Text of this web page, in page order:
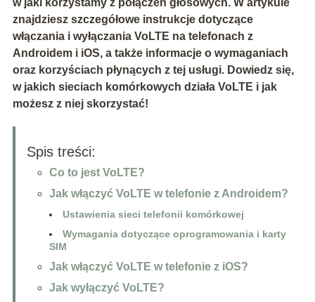
w jaki korzystamy z połączeń głosowych. W artykule
znajdziesz szczegółowe instrukcje dotyczące
włączania i wyłączania VoLTE na telefonach z
Androidem i iOS, a także informacje o wymaganiach
oraz korzyściach płynących z tej usługi. Dowiedz się,
w jakich sieciach komórkowych działa VoLTE i jak
możesz z niej skorzystać!
Spis treści:
Co to jest VoLTE?
Jak włączyć VoLTE w telefonie z Androidem?
Ustawienia sieci telefonii komórkowej
Wymagania dotyczące oprogramowania i karty
SIM
Jak włączyć VoLTE w telefonie z iOS?
Jak wyłączyć VoLTE?